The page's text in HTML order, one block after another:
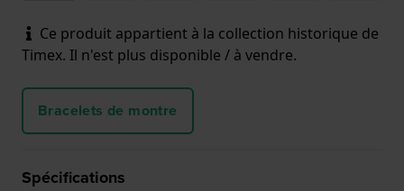
Ce produit appartient à la collection historique de
Timex. Il n'est plus disponible / à vendre.
Bracelets de montre
Spécifications